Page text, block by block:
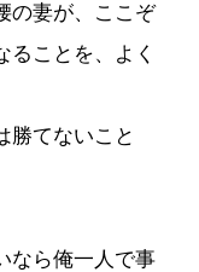
の妻が、ここぞ
ることを、よく
勝てないこと
なら俺一人で事